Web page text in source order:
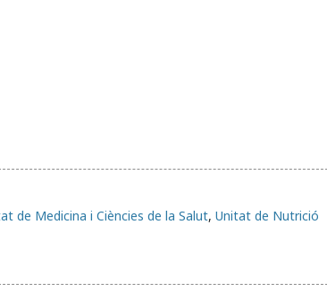
de Medicina i Ciències de la Salut, Unitat de Nutrició